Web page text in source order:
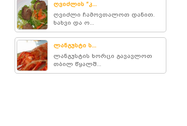
ღვიძლის ”კ...
ღვიძლი ჩამოვთალოთ დანით.
ხახვი და ო...
ლანგუსტი ს...
ლანგუსტის ხორცი გავავლოთ
თბილ წყალშ...